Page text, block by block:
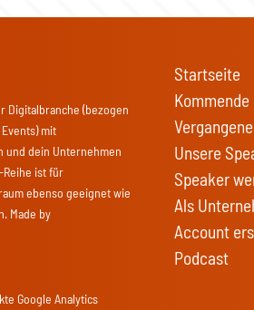
Digitalbranche (bezogen
mit
und dein Unternehmen
Reihe ist für
ebenso geeignet wie
Made by
Google Analytics
Startseite
Unsere
Speaker
Als
Account
Podcast